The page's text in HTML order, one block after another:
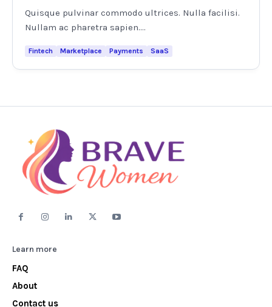
Quisque pulvinar commodo ultrices. Nulla facilisi.
Nullam ac pharetra sapien....
Fintech Marketplace Payments SaaS
Learn more
FAQ
About
Contact us